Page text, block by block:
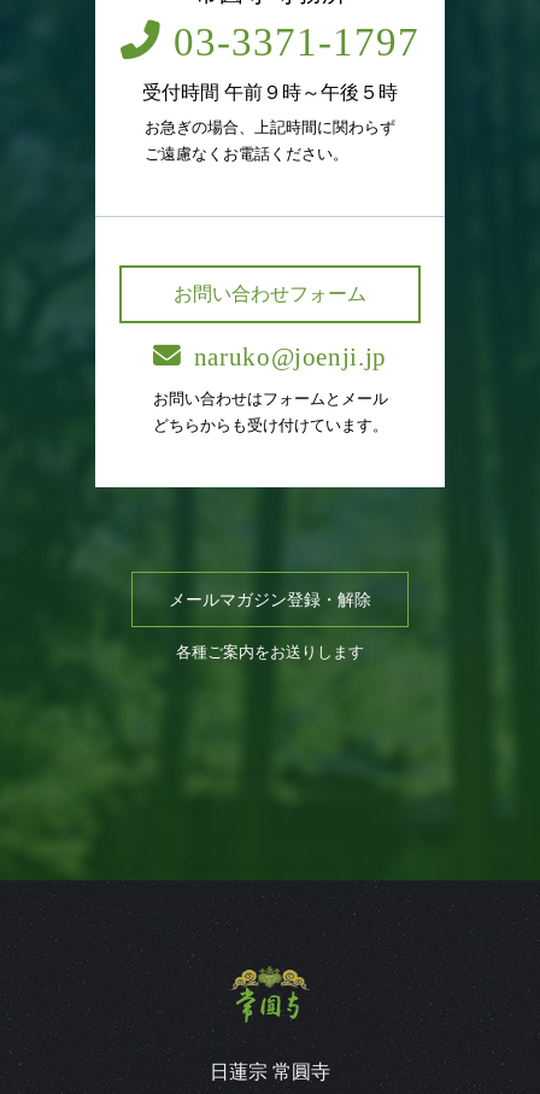
03-3371-1797
受付時間 午前９時～午後５時
お急ぎの場合、上記時間に関わらず
ご遠慮なくお電話ください。
お問い合わせフォーム
naruko@joenji.jp
お問い合わせはフォームとメール
どちらからも受け付けています。
メールマガジン登録・解除
各種ご案内をお送りします
日蓮宗 常圓寺